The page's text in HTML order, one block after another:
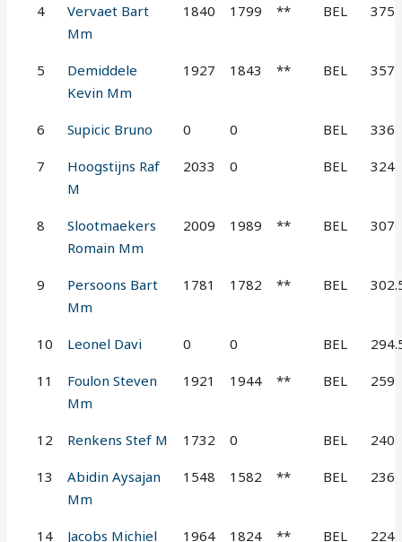
4
Vervaet Bart
Mm
1840 1799 ** BEL 375
5
Demiddele
Kevin Mm
1927 1843 ** BEL 357
6 Supicic Bruno 0 0 BEL 336
7
Hoogstijns Raf
M
2033 0 BEL 324
8
Slootmaekers
Romain Mm
2009 1989 ** BEL 307
9
Persoons Bart
Mm
1781 1782 ** BEL
10 Leonel Davi 0 0 BEL
11
Foulon Steven
Mm
1921 1944 ** BEL 259
12 Renkens Stef M 1732 0 BEL 240
13
Abidin Aysajan
Mm
1548 1582 ** BEL 236
14
Jacobs Michiel
1964 1824 ** BEL 224